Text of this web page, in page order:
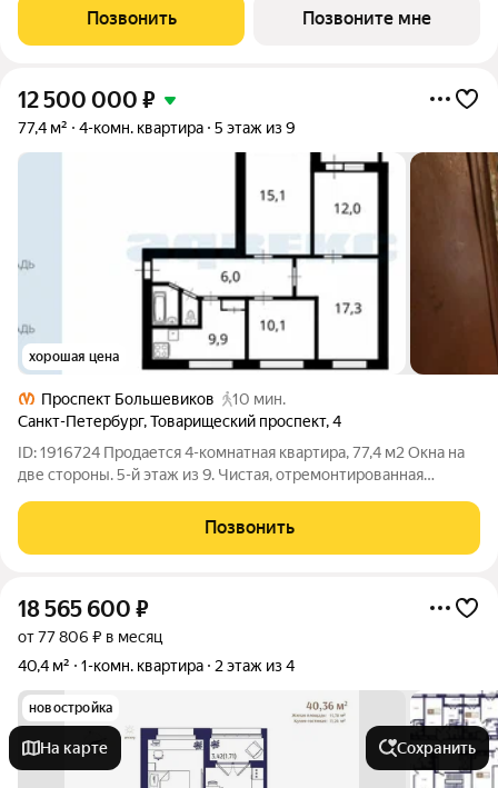
пешком до метро "Василеостровская", и вы свободно
перемещаетесь по городу. Инфраструктура Monodom
Позвонить Позвоните мне
12 500 000 ₽
77,4 м² 4-комн. квартира 5 этаж из 9
хорошая цена
Проспект Большевиков
10 мин.
Санкт-Петербург,Товарищеский проспект,4
ID: 1916724 Продается 4-комнатная квартира, 77,4 м2 Окна на
две стороны. 5-й этаж из 9. Чистая, отремонтированная
пешком. До центра города - 20 минут на машине, 35 минут на
общественном транспорте. В
Позвонить
18 565 600 ₽
от 77 806 ₽ в месяц
40,4 м²
1-комн. квартира 2 этаж из 4
новостройка
На карте Сохранить